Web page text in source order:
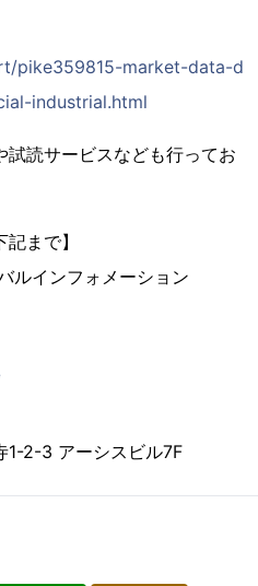
pike359815-market-data-d
industrial.html
試読サービスなども行ってお
まで】
ルインフォメーション
1-2-3 アーシスビル7F